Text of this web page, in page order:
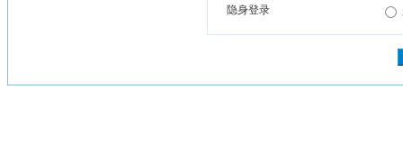
隐身登录